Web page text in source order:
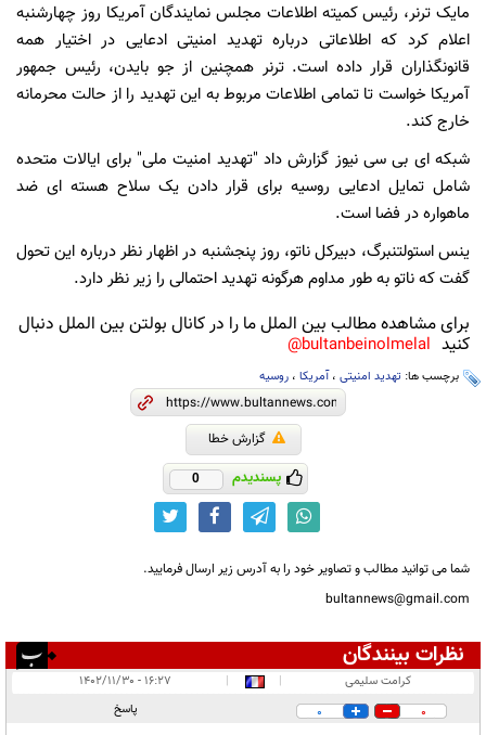
مایک ترنر، رئیس کمیته اطلاعات مجلس نمایندگان آمریکا روز چهارشنبه
اعلام کرد که اطلاعاتی درباره تهدید امنیتی ادعایی در اختیار همه
قانونگذاران قرار داده است. ترنر همچنین از جو بایدن، رئیس جمهور
آمریکا خواست تا تمامی اطلاعات مربوط به این تهدید را از حالت محرمانه
خارج کند.
شبکه ای بی سی نیوز گزارش داد "تهدید امنیت ملی" برای ایالات متحده
شامل تمایل ادعایی روسیه برای قرار دادن یک سلاح هسته ای ضد
ماهواره در فضا است.
ینس استولتنبرگ، دبیرکل ناتو، روز پنجشنبه در اظهار نظر درباره این تحول
گفت که ناتو به طور مداوم هرگونه تهدید احتمالی را زیر نظر دارد.
برای مشاهده مطالب بین الملل ما را در کانال بولتن بین الملل دنبال
کنید bultanbeinolmelal@
برچسب ها: تهدید امنیتی ،آمریکا ، روسیه
گزارش خطا
پسندیدم 0
شما می توانید مطالب و تصاویر خود را به آدرس زیر ارسال فرمایید.
bultannews@gmail.com
نظرات بینندگان
۱
در انتظار بررسی:
کرامت سلیمی |
|
۱۶:۲۷ - ۱۴۰۲/۱۱/۳۰
0
0 پاسخ